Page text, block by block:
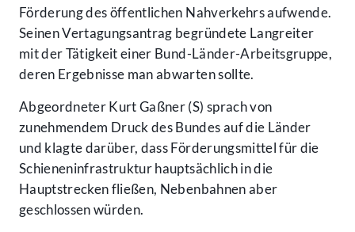
Förderung des öffentlichen Nahverkehrs aufwende.
Seinen Vertagungsantrag begründete Langreiter
mit der Tätigkeit einer Bund-Länder-Arbeitsgruppe,
deren Ergebnisse man abwarten sollte.
Abgeordneter Kurt Gaßner (S) sprach von
zunehmendem Druck des Bundes auf die Länder
und klagte darüber, dass Förderungsmittel für die
Schieneninfrastruktur hauptsächlich in die
Hauptstrecken fließen, Nebenbahnen aber
geschlossen würden.